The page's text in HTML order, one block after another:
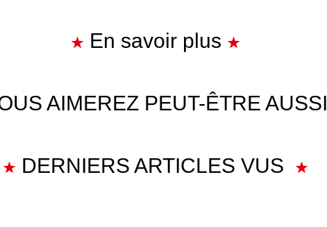
En savoir plus
AIMEREZ PEUT-ÊTRE AUSSI
DERNIERS ARTICLES VUS